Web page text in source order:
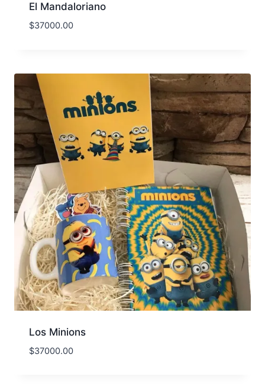
El Mandaloriano
$37000.00
Los Minions
$37000.00